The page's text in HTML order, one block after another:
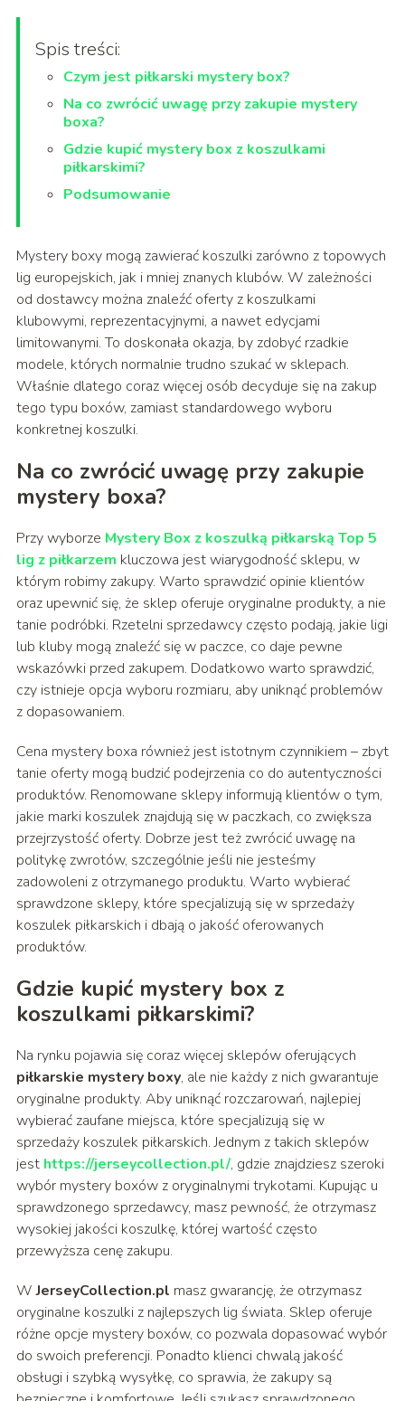
Spis treści:
Czym jest piłkarski mystery box?
Na co zwrócić uwagę przy zakupie mystery
boxa?
Gdzie kupić mystery box z koszulkami
piłkarskimi?
Podsumowanie
Mystery boxy mogą zawierać koszulki zarówno z topowych
lig europejskich, jak i mniej znanych klubów. W zależności
od dostawcy można znaleźć oferty z koszulkami
klubowymi, reprezentacyjnymi, a nawet edycjami
limitowanymi. To doskonała okazja, by zdobyć rzadkie
modele, których normalnie trudno szukać w sklepach.
Właśnie dlatego coraz więcej osób decyduje się na zakup
tego typu boxów, zamiast standardowego wyboru
konkretnej koszulki.
Na co zwrócić uwagę przy zakupie
mystery boxa?
Przy wyborze Mystery Box z koszulką piłkarską Top 5
lig z piłkarzem kluczowa jest wiarygodność sklepu, w
którym robimy zakupy. Warto sprawdzić opinie klientów
oraz upewnić się, że sklep oferuje oryginalne produkty, a nie
tanie podróbki. Rzetelni sprzedawcy często podają, jakie ligi
lub kluby mogą znaleźć się w paczce, co daje pewne
wskazówki przed zakupem. Dodatkowo warto sprawdzić,
czy istnieje opcja wyboru rozmiaru, aby uniknąć problemów
z dopasowaniem.
Cena mystery boxa również jest istotnym czynnikiem – zbyt
tanie oferty mogą budzić podejrzenia co do autentyczności
produktów. Renomowane sklepy informują klientów o tym,
jakie marki koszulek znajdują się w paczkach, co zwiększa
przejrzystość oferty. Dobrze jest też zwrócić uwagę na
politykę zwrotów, szczególnie jeśli nie jesteśmy
zadowoleni z otrzymanego produktu. Warto wybierać
sprawdzone sklepy, które specjalizują się w sprzedaży
koszulek piłkarskich i dbają o jakość oferowanych
produktów.
Gdzie kupić mystery box z
koszulkami piłkarskimi?
Na rynku pojawia się coraz więcej sklepów oferujących
piłkarskie mystery boxy, ale nie każdy z nich gwarantuje
oryginalne produkty. Aby uniknąć rozczarowań, najlepiej
wybierać zaufane miejsca, które specjalizują się w
sprzedaży koszulek piłkarskich. Jednym z takich sklepów
jest https://jerseycollection.pl/, gdzie znajdziesz szeroki
wybór mystery boxów z oryginalnymi trykotami. Kupując u
sprawdzonego sprzedawcy, masz pewność, że otrzymasz
wysokiej jakości koszulkę, której wartość często
przewyższa cenę zakupu.
WJerseyCollection.pl masz gwarancję, że otrzymasz
oryginalne koszulki z najlepszych lig świata. Sklep oferuje
różne opcje mystery boxów, co pozwala dopasować wybór
do swoich preferencji. Ponadto klienci chwalą jakość
obsługi i szybką wysyłkę, co sprawia, że zakupy są